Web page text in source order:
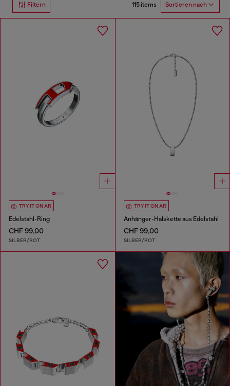
Filtern 115 items Sortieren nach
TRY IT ON AR
Edelstahl-Ring
CHF 99,00
SILBER/ROT
TRY IT ON AR
Anhänger-Halskette aus Edelstahl
CHF 99,00
SILBER/ROT